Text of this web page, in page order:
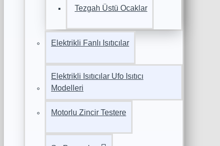
Tezgah Üstü Ocaklar
Elektrikli Fanlı Isıtıcılar
Elektrikli Isıtıcılar Ufo Isıtıcı
Modelleri
Motorlu Zincir Testere